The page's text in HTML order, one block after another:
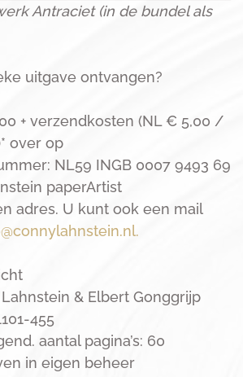
Antraciet (in de bundel als
uitgave ontvangen?
+ verzendkosten (NL € 5,00 /
over op
NL59 INGB 0007 9493 69
paperArtist
adres. U kunt ook een mail
.
& Elbert Gonggrijp
455
aantal pagina’s: 60
in eigen beheer